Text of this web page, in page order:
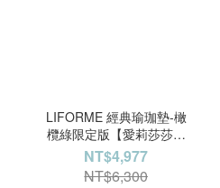
LIFORME 經典瑜珈墊-橄
欖綠限定版【愛莉莎莎專
屬】
NT$4,977
NT$6,300